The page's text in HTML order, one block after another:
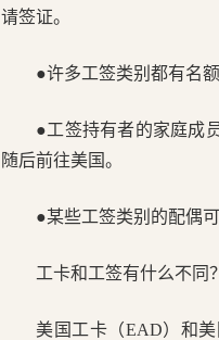
请签证。
●许多工签类别都有名
●工签持有者的家庭成
随后前往美国。
●某些工签类别的配偶
工卡和工签有什么不同？
美国工卡（EAD）和